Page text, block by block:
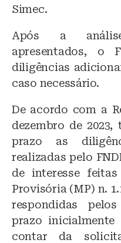
Simec.
Após a
apresentados, o
diligências
caso necessário.
De acordo com a
dezembro de
prazo as
realizadas pelo
de interesse
Provisória (MP) n.
respondidas
prazo inicialmente
contar da